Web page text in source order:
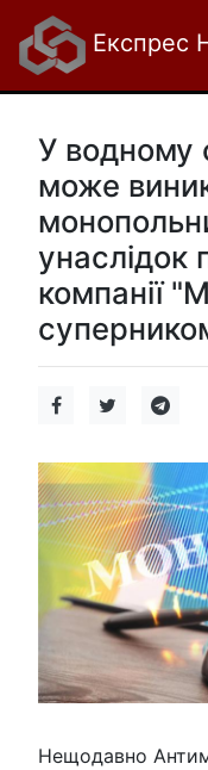
Експрес
У водному
може
унаслідок
компанії
Нещодавно